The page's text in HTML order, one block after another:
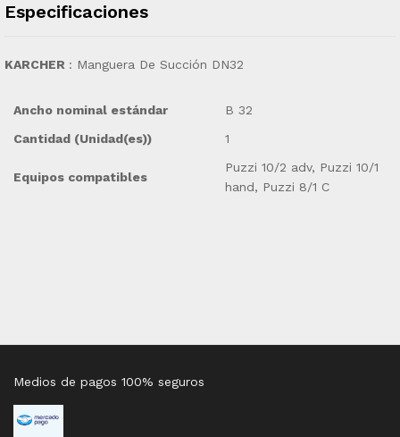
Especificaciones
KARCHER : Manguera De Succión DN32
Ancho nominal estándar
B 32
Cantidad (Unidad(es))
1
Equipos compatibles
Puzzi 10/2 adv, Puzzi 10/1
hand, Puzzi 8/1 C
Medios de pagos 100% seguros